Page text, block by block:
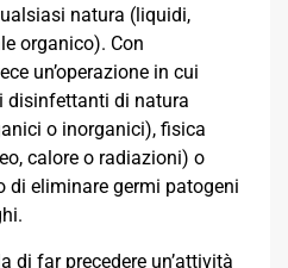
natura (liquidi,
organico). Con
un’operazione in cui
disinfettanti di natura
o inorganici), fisica
calore o radiazioni) o
di eliminare germi patogeni
di far precedere un’attività